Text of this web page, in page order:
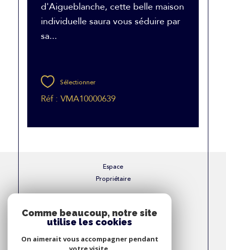
d'Aigueblanche, cette belle maison
individuelle saura vous séduire par
sa...
Sélectionner
Réf : VMA10000639
Espace
Propriétaire
Adhérons
Comme beaucoup, notre site
utilise les cookies
On aimerait vous accompagner pendant